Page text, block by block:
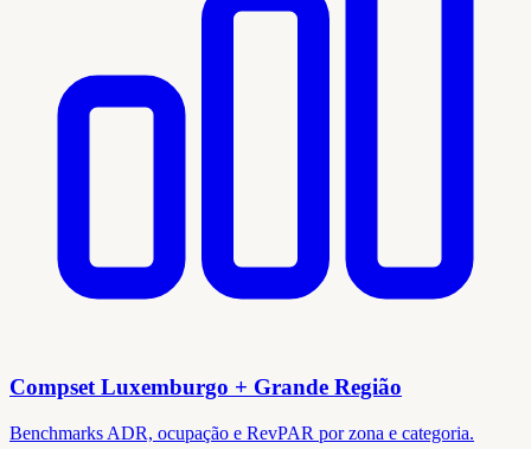
Compset Luxemburgo + Grande Região
Benchmarks ADR, ocupação e RevPAR por zona e categoria.